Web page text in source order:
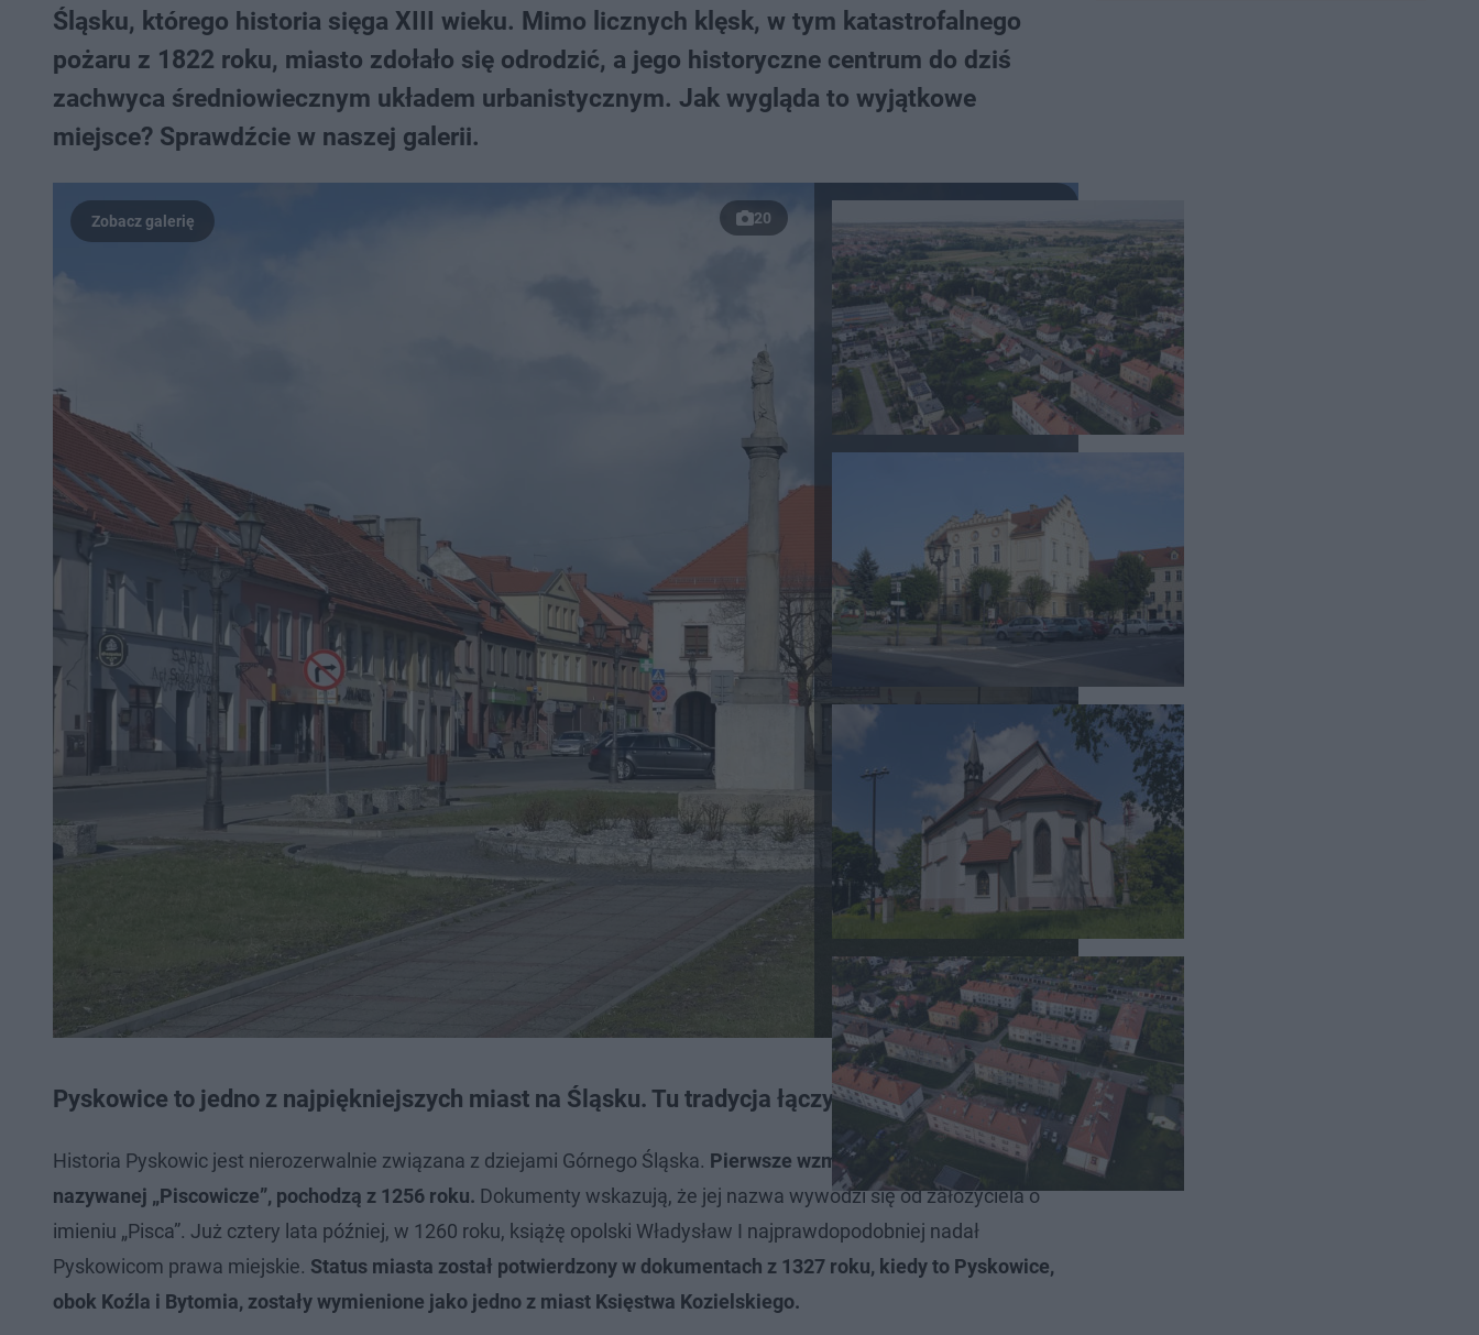
Śląsku, którego historia sięga XIII wieku. Mimo licznych klęsk, w tym katastrofalnego
pożaru z 1822 roku, miasto zdołało się odrodzić, a jego historyczne centrum do dziś
zachwyca średniowiecznym układem urbanistycznym. Jak wygląda to wyjątkowe
miejsce? Sprawdźcie w naszej galerii.
20
Pyskowice to jedno z najpiękniejszych miast na Śląsku. Tu tradycja łączy się z nowoczesnością
Historia Pyskowic jest nierozerwalnie związana z dziejami Górnego Śląska. Pierwsze wzmianki o osadzie, wówczas
nazywanej „Piscowicze”, pochodzą z 1256 roku. Dokumenty wskazują, że jej nazwa wywodzi się od założyciela o
imieniu „Pisca”. Już cztery lata później, w 1260 roku, książę opolski Władysław I najprawdopodobniej nadał
Pyskowicom prawa miejskie. Status miasta został potwierdzony w dokumentach z 1327 roku, kiedy to Pyskowice,
obok Koźla i Bytomia, zostały wymienione jako jedno z miast Księstwa Kozielskiego.